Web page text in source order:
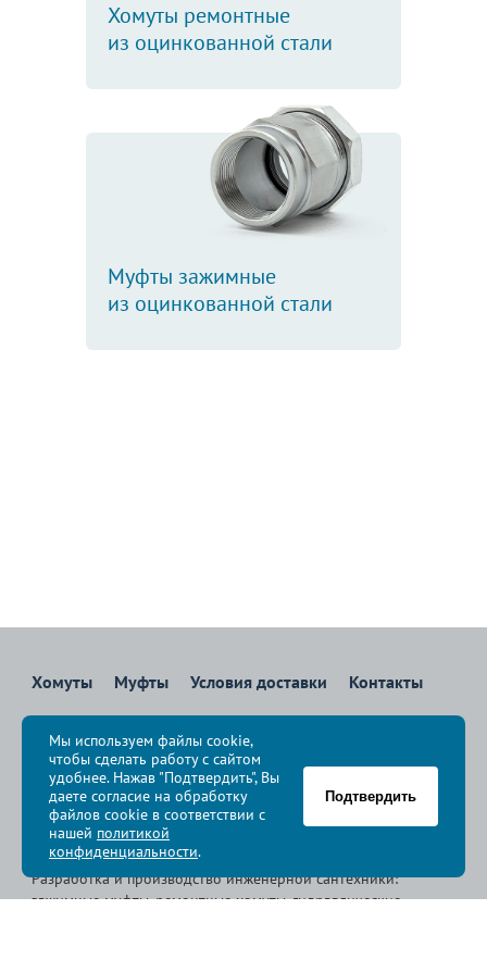
Хомуты ремонтные
из оцинкованной стали
Муфты зажимные
из оцинкованной стали
Хомуты Муфты Условия доставки Контакты
8 800 700-83-36
Звоните бесплатно с 08:00 до 17:00 по Москве
политика конфиденциальности
© Группа компаний « », 2009-2026
Разработка и производство инженерной сантехники:
зажимные муфты, ремонтные хомуты, гидравлические
Мы используем файлы cookie,
чтобы сделать работу с сайтом
удобнее. Нажав "Подтвердить", Вы
даете согласие на обработку
файлов cookie в соответствии с
нашей политикой
конфиденциальности.
Подтвердить